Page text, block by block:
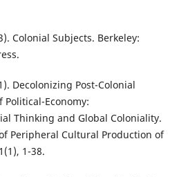
Colonial Subjects. Berkeley:
Decolonizing Post-Colonial
Economy:
Thinking and Global Coloniality.
Peripheral Cultural Production of
1-38.